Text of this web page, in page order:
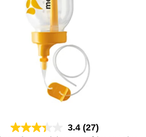
3.4 (27)